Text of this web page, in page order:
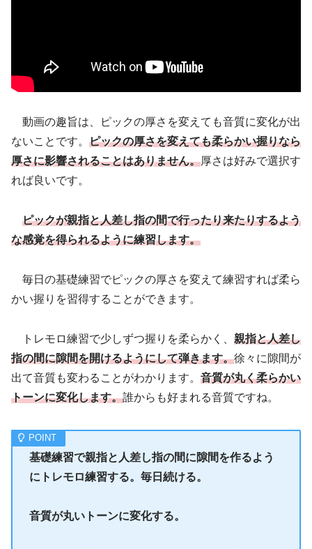
動画の趣旨は、ピックの厚さを変えても音質に変化が出
ないことです。 ピックの厚さを変えても柔らかい握りなら
厚さに影響されることはありません。厚さは好みで選択す
れば良いです。
ピックが親指と人差し指の間で行ったり来たりするよう
な感覚を得られるように練習します。
毎日の基礎練習でピックの厚さを変えて練習すれば柔ら
かい握りを習得することができます。
トレモロ練習で少しずつ握りを柔らかく、 親指と人差し
指の間に隙間を開けるようにして弾きます。徐々に隙間が
出て音質も変わることがわかります。 音質が丸く柔らかい
トーンに変化します。誰からも好まれる音質ですね。
基礎練習で親指と人差し指の間に隙間を作るよう
にトレモロ練習する。毎日続ける。
音質が丸いトーンに変化する。